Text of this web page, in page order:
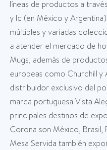
líneas de productos a
y lc (en México y
múltiples y variadas
a atender el mercado de
Mugs, además de
europeas como Churchill y
distribuidor exclusivo del
marca portuguesa Vista
principales destinos de
Corona son México, Brasil,
Mesa Servida también